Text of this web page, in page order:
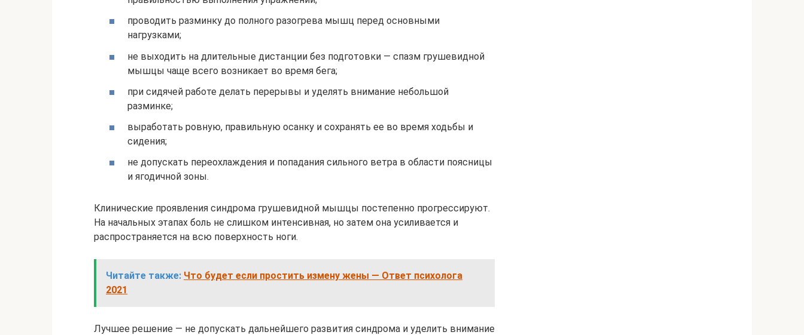
проводить разминку до полного разогрева мышц перед основными
нагрузками;
не выходить на длительные дистанции без подготовки — спазм грушевидной
мышцы чаще всего возникает во время бега;
при сидячей работе делать перерывы и уделять внимание небольшой
разминке;
выработать ровную, правильную осанку и сохранять ее во время ходьбы и
сидения;
не допускать переохлаждения и попадания сильного ветра в области поясницы
и ягодичной зоны.
Клинические проявления синдрома грушевидной мышцы постепенно прогрессируют.
На начальных этапах боль не слишком интенсивная, но затем она усиливается и
распространяется на всю поверхность ноги.
Читайте также: Что будет если простить измену жены — Ответ психолога
2021
Лучшее решение — не допускать дальнейшего развития синдрома и уделить внимание